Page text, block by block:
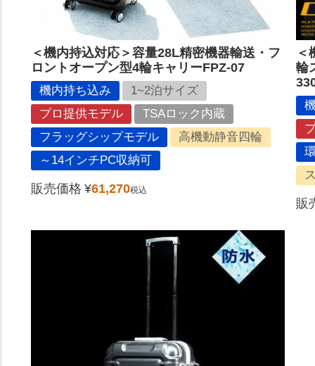
＜機内持込対応＞容量28L精密機器輸送・フ
ロントオープン型4輪キャリーFPZ-07
機内持ち込み
1~2泊サイズ
プロ提供モデル
TSAロック内蔵
フラッグシップモデル
高機動静音四輪
～14インチPC収納可
販売価格 ¥61,270税込
＜
輪
販